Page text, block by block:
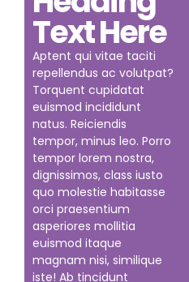
Text Here
Aptent qui vitae taciti
repellendus ac volutpat?
Torquent cupidatat
euismod incididunt
natus. Reiciendis
tempor, minus leo. Porro
tempor lorem nostra,
dignissimos, class iusto
quo molestie habitasse
orci praesentium
asperiores mollitia
euismod itaque
magnam nisi, similique
iste! Ab tincidunt